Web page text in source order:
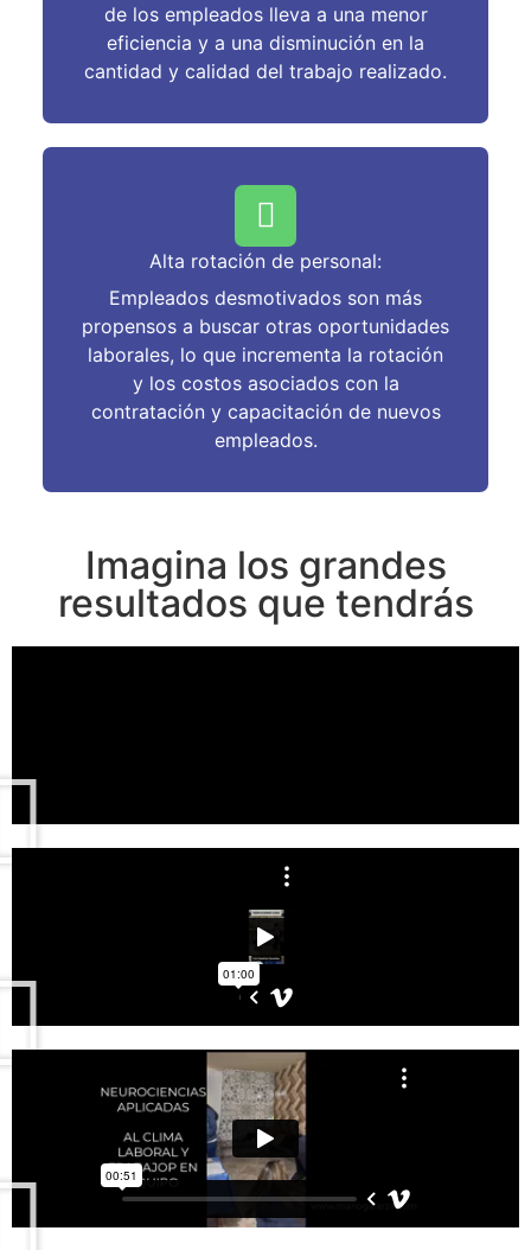
de los empleados lleva a una menor
eficiencia y a una disminución en la
cantidad y calidad del trabajo realizado.
Alta rotación de personal:
Empleados desmotivados son más
propensos a buscar otras oportunidades
laborales, lo que incrementa la rotación
y los costos asociados con la
contratación y capacitación de nuevos
empleados.
Imagina los grandes
resultados que tendrás